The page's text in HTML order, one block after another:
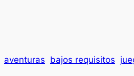
aventuras bajos requisitos